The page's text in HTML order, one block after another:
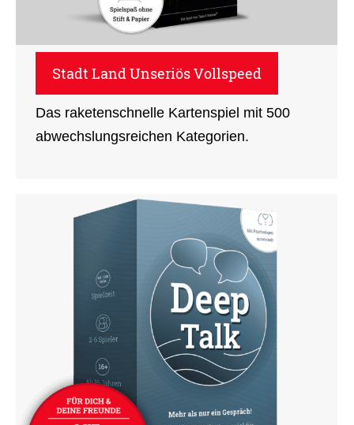
Stadt Land Unseriös Vollspeed
Das raketenschnelle Kartenspiel mit 500
abwechslungsreichen Kategorien.